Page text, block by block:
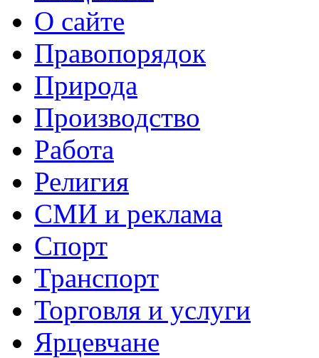
О сайте
Правопорядок
Природа
Производство
Работа
Религия
СМИ и реклама
Спорт
Транспорт
Торговля и услуги
Ярцевчане